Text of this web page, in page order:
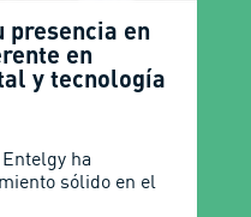
presencia en
en
y tecnología
ha
sólido en el